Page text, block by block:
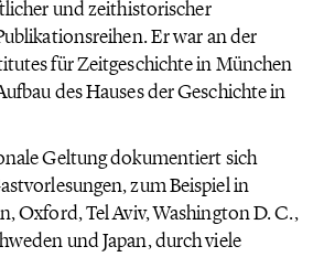
und zeithistorischer
Er war an der
für Zeitgeschichte in München
des Hauses der Geschichte in
Geltung dokumentiert sich
zum Beispiel in
Oxford, Tel Aviv, Washington D. C.,
und Japan, durch viele